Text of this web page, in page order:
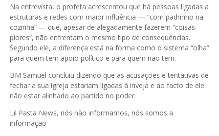
Na entrevista, o profeta acrescentou que há pessoas ligadas a
estruturas e redes com maior influência — “com padrinho na
cozinha” — que, apesar de alegadamente fazerem “coisas
piores”, não enfrentam o mesmo tipo de consequências.
Segundo ele, a diferença está na forma como o sistema “olha”
para quem tem apoio político e para quem não tem.
BM Samuel concluiu dizendo que as acusações e tentativas de
fechar a sua igreja estariam ligadas à inveja e ao facto de ele
não estar alinhado ao partido no poder.
Lil Pasta News, nós não informamos, nós somos a
informação